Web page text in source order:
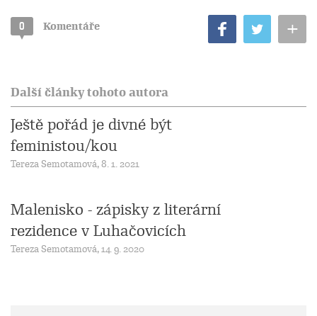
0 Komentáře +
Další články tohoto autora
Ještě pořád je divné být
feministou/kou
Tereza Semotamová, 8. 1. 2021
Malenisko - zápisky z literární
rezidence v Luhačovicích
Tereza Semotamová, 14. 9. 2020